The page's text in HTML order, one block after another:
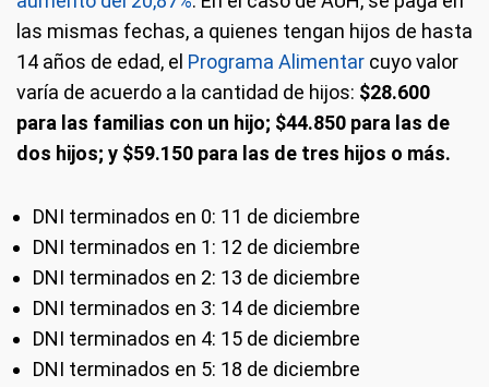
las mismas fechas, a quienes tengan hijos de hasta
14 años de edad, el Programa Alimentar cuyo valor
varía de acuerdo a la cantidad de hijos: $28.600
para las familias con un hijo; $44.850 para las de
dos hijos; y $59.150 para las de tres hijos o más.
DNI terminados en 0: 11 de diciembre
DNI terminados en 1: 12 de diciembre
DNI terminados en 2: 13 de diciembre
DNI terminados en 3: 14 de diciembre
DNI terminados en 4: 15 de diciembre
DNI terminados en 5: 18 de diciembre